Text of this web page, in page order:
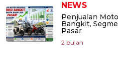
NEWS
Penjualan
Bangkit,
Pasar
2 bulan